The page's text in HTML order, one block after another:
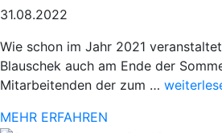
31.08.2022
Wie schon im Jahr 2021
Blauschek auch am Ende der
Mitarbeitenden der zum …
MEHR ERFAHREN